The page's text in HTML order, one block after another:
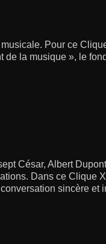
Pour ce
de la musique », le
César, Albert
Dans ce Clique
sincère et